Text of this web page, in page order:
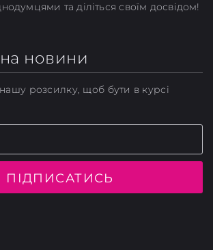
та діліться своїм досвідом!
новини
розсилку, щоб бути в курсі
ПІДПИСАТИСЬ